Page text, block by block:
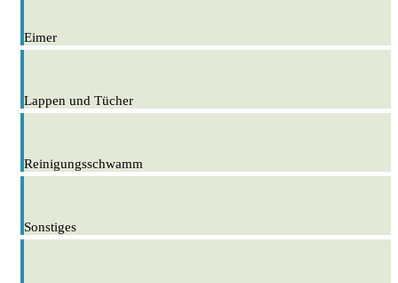
Eimer
Lappen und Tücher
Reinigungsschwamm
Sonstiges